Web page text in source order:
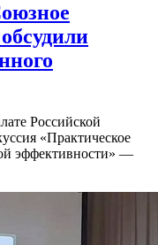
Российской
«Практическое
эффективности» —